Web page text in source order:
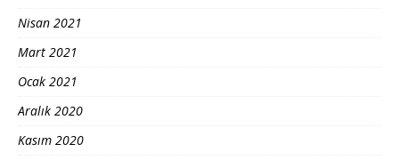
Nisan 2021
Mart 2021
Ocak 2021
Aralık 2020
Kasım 2020